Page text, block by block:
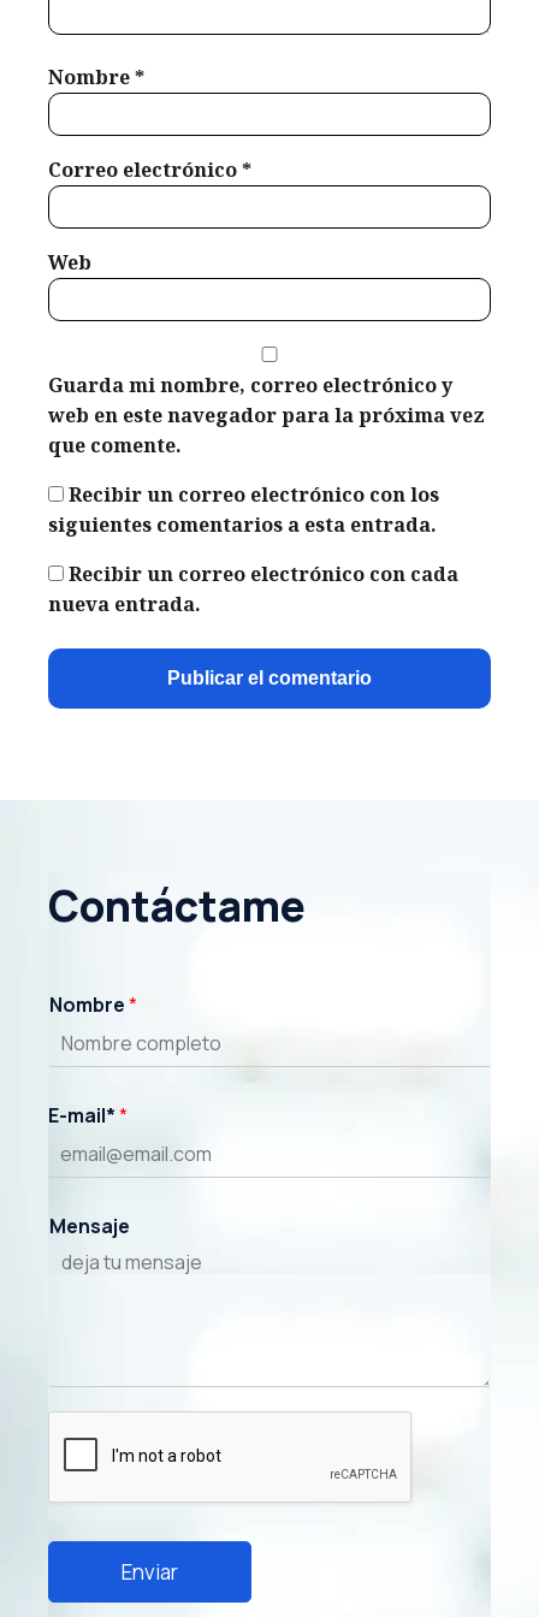
Nombre*
Correo electrónico*
Web
Guarda mi nombre, correo electrónico y
web en este navegador para la próxima vez
que comente.
Recibir un correo electrónico con los
siguientes comentarios a esta entrada.
Recibir un correo electrónico con cada
nueva entrada.
Contáctame
Nombre*
E-mail**
Mensaje
Enviar